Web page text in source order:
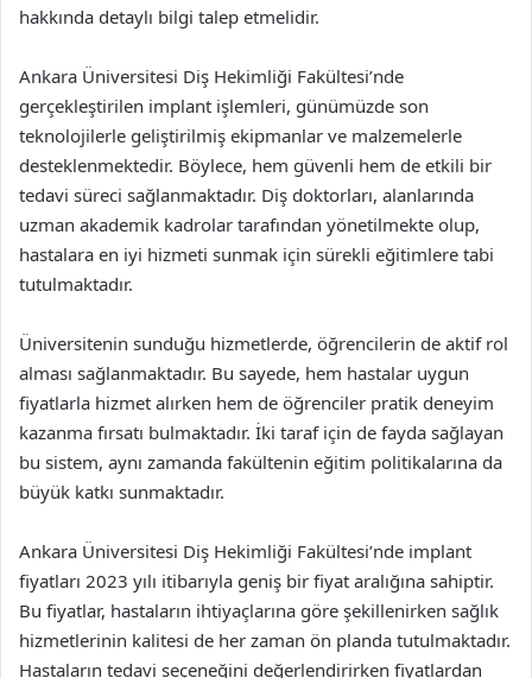
hakkında detaylı bilgi talep etmelidir.
Ankara Üniversitesi Diş Hekimliği Fakültesi’nde
gerçekleştirilen implant işlemleri, günümüzde son
teknolojilerle geliştirilmiş ekipmanlar ve malzemelerle
desteklenmektedir. Böylece, hem güvenli hem de etkili bir
tedavi süreci sağlanmaktadır. Diş doktorları, alanlarında
uzman akademik kadrolar tarafından yönetilmekte olup,
hastalara en iyi hizmeti sunmak için sürekli eğitimlere tabi
tutulmaktadır.
Üniversitenin sunduğu hizmetlerde, öğrencilerin de aktif rol
alması sağlanmaktadır. Bu sayede, hem hastalar uygun
fiyatlarla hizmet alırken hem de öğrenciler pratik deneyim
kazanma fırsatı bulmaktadır. İki taraf için de fayda sağlayan
bu sistem, aynı zamanda fakültenin eğitim politikalarına da
büyük katkı sunmaktadır.
Ankara Üniversitesi Diş Hekimliği Fakültesi’nde implant
fiyatları 2023 yılı itibarıyla geniş bir fiyat aralığına sahiptir.
Bu fiyatlar, hastaların ihtiyaçlarına göre şekillenirken sağlık
hizmetlerinin kalitesi de her zaman ön planda tutulmaktadır.
Hastaların tedavi seçeneğini değerlendirirken fiyatlardan